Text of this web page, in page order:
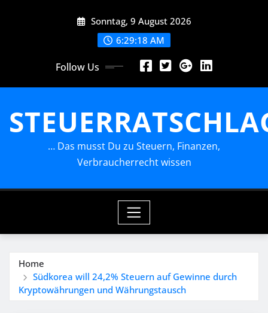
Sonntag, 9 August 2026
6:29:19 AM
Follow Us
… Das musst Du zu Steuern, Finanzen,
Verbraucherrecht wissen
Home
Südkorea will 24,2% Steuern auf Gewinne durch
Kryptowährungen und Währungstausch